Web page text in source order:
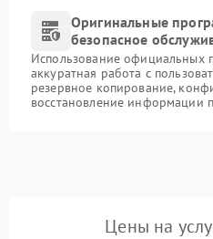
Оригинальные
безопасное
Использование официальных
аккуратная работа с
резервное копирование,
восстановление информации
Цены на